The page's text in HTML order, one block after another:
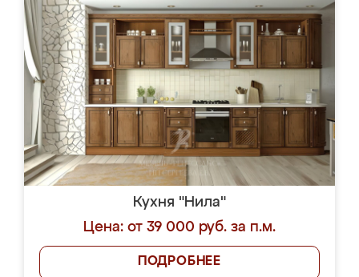
Кухня "Нила"
Цена: от 39 000 руб. за п.м.
ПОДРОБНЕЕ